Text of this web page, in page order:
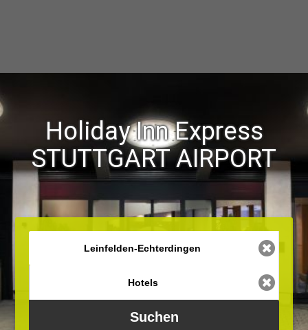
Holiday Inn Express
STUTTGART AIRPORT